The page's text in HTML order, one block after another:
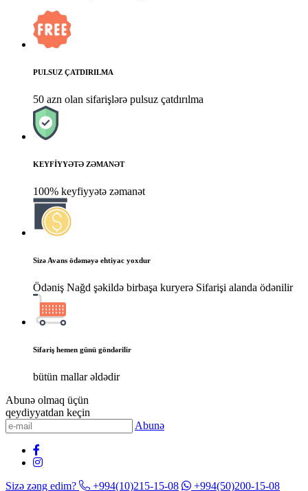
PULSUZ ÇATDIRILMA
50 azn olan sifarişlərə pulsuz çatdırılma
KEYFİYYƏTƏ ZƏMANƏT
100% keyfiyyətə zəmanət
Sizə Avans ödəməyə ehtiyac yoxdur
Ödəniş Nağd şəkildə birbaşa kuryerə Sifarişi alanda ödənilir
Sifariş hemen günü göndərilir
bütün mallar əldədir
Abunə olmaq üçün
qeydiyyatdan keçin
Abunə
Sizə zəng edim? +994(10)215-15-08 +994(50)200-15-08